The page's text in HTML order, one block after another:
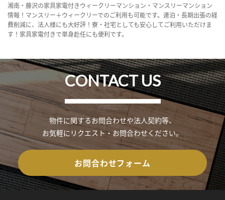
湘南・藤沢の家具家電付きウィークリーマンション・マンスリーマンション
情報！マンスリー＋ウィークリーでのご利用も可能です。連泊・長期出張の経
費削減に、法人様にも大好評！寮・社宅としても安心してご利用いただけま
す！家具家電付きで単身赴任にも便利です。
CONTACT US
物件に関するお問合わせや法人契約等、
お気軽にリクエスト・お問合わせください。
お問合わせフォーム